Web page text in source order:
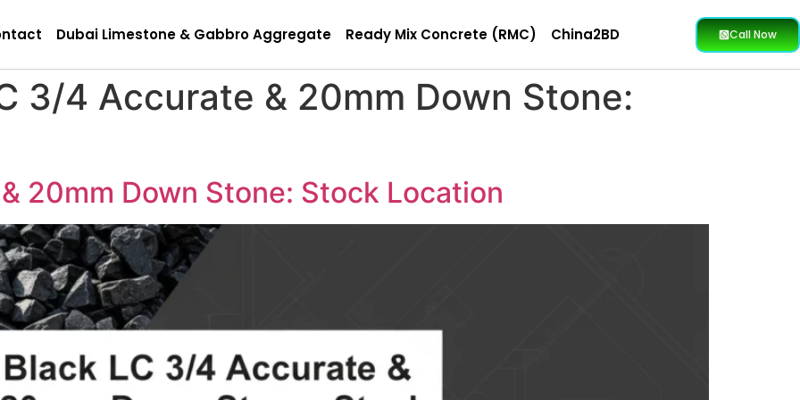
Dubai Limestone & Gabbro Aggregate Ready Mix Concrete (RMC) China2BD Call Now
3/4 Accurate & 20mm Down Stone:
20mm Down Stone: Stock Location